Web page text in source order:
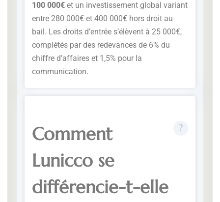
100 000€ et un investissement global variant
entre 280 000€ et 400 000€ hors droit au
bail. Les droits d’entrée s’élèvent à 25 000€,
complétés par des redevances de 6% du
chiffre d’affaires et 1,5% pour la
communication.
Comment
Lunicco se
différencie-t-elle